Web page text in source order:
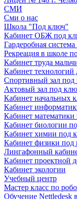
СМИ
Сми о нас
Школа "Под ключ"
Кабинет ОБЖ под
Гардеробная
Рекреация в школе
Кабинет труда
Кабинет технологий
Спортивный зал под
Актовый зал под
Кабинет начальных
Кабинет
Кабинет
Кабинет биологии
Кабинет химии под
Кабинет физики под
Лингафонный
Кабинет проектной
Кабинет экологии
Учебный центр
Мастер класс по
Обучение Nettledesk